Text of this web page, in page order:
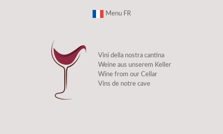
Menu FR
Vini della nostra cantina
Weine aus unserem Keller
Wine from our Cellar
Vins de notre cave